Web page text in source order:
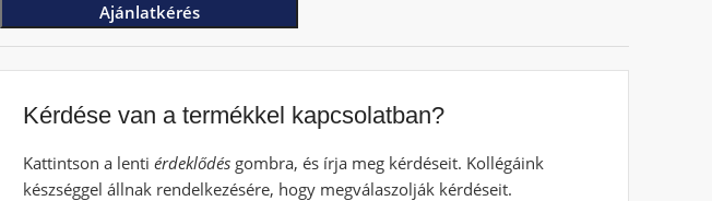
Ajánlatkérés
Kérdése van a termékkel kapcsolatban?
Kattintson a lenti érdeklődés gombra, és írja meg kérdéseit. Kollégáink
készséggel állnak rendelkezésére, hogy megválaszolják kérdéseit.